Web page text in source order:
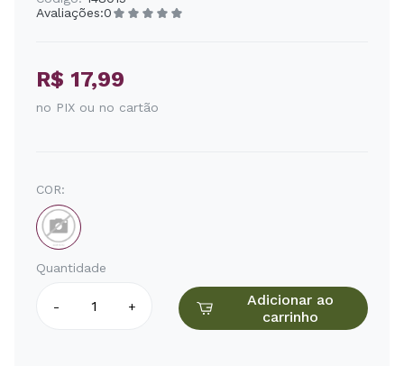
Avaliações:0
R$ 17,99
no PIX ou no cartão
COR:
Quantidade
- +
Adicionar ao
carrinho